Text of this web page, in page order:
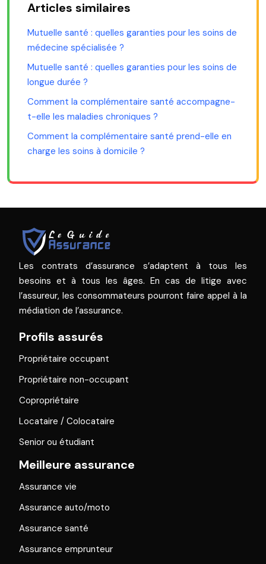
Articles similaires
Mutuelle santé : quelles garanties pour les soins de
médecine spécialisée ?
Mutuelle santé : quelles garanties pour les soins de
longue durée ?
Comment la complémentaire santé accompagne-
t-elle les maladies chroniques ?
Comment la complémentaire santé prend-elle en
charge les soins à domicile ?
Les contrats d’assurance s’adaptent à tous les
besoins et à tous les âges. En cas de litige avec
l’assureur, les consommateurs pourront faire appel à la
médiation de l’assurance.
Profils assurés
Propriétaire occupant
Propriétaire non-occupant
Copropriétaire
Locataire / Colocataire
Senior ou étudiant
Meilleure assurance
Assurance vie
Assurance auto/moto
Assurance santé
Assurance emprunteur